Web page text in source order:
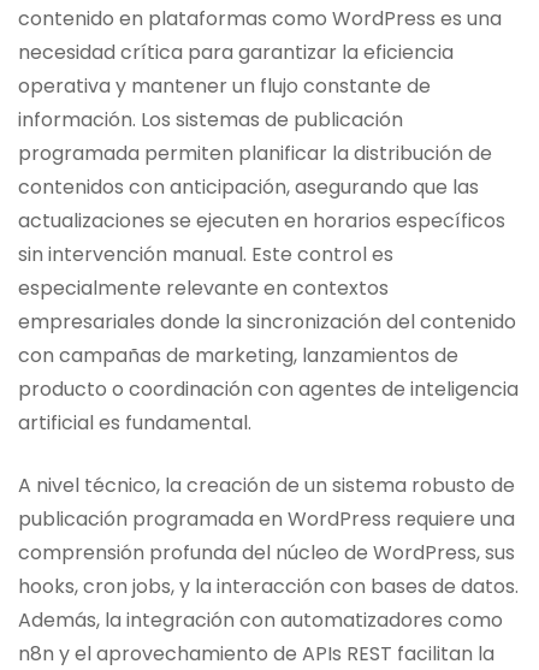
contenido en plataformas como WordPress es una
necesidad crítica para garantizar la eficiencia
operativa y mantener un flujo constante de
información. Los sistemas de publicación
programada permiten planificar la distribución de
contenidos con anticipación, asegurando que las
actualizaciones se ejecuten en horarios específicos
sin intervención manual. Este control es
especialmente relevante en contextos
empresariales donde la sincronización del contenido
con campañas de marketing, lanzamientos de
producto o coordinación con agentes de inteligencia
artificial es fundamental.
A nivel técnico, la creación de un sistema robusto de
publicación programada en WordPress requiere una
comprensión profunda del núcleo de WordPress, sus
hooks, cron jobs, y la interacción con bases de datos.
Además, la integración con automatizadores como
n8n y el aprovechamiento de APIs REST facilitan la